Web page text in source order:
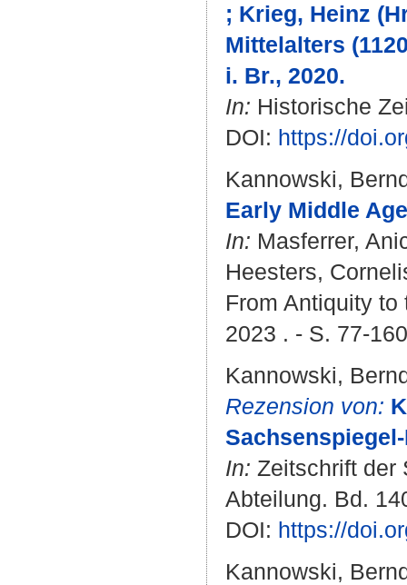
; Krieg, Heinz
Mittelalters
i. Br., 2020.
In: Historische
DOI: https://
Kannowski,
Early Middle
In: Masferrer,
Heesters,
From Antiquity
2023 . - S. 77-
Kannowski,
Rezension von:
In: Zeitschrift der
Abteilung. Bd.
DOI: https://
Kannowski,